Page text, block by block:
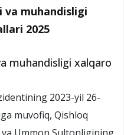
muhandisligi
2025
muhandisligi xalqaro
2023-yil 26-
muvofiq, Qishloq